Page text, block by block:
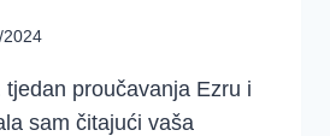
2024
proučavanja Ezru i
sam čitajući vaša